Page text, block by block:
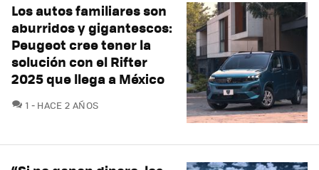
Los autos familiares son
aburridos y gigantescos:
Peugeot cree tener la
solución con el Rifter
2025 que llega a México
1 COMENTARIOS
HACE 2 AÑOS